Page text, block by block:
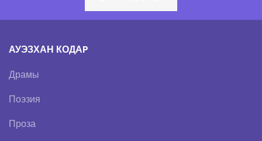
АУЭЗХАН КОДАP
Драмы
Поэзия
Проза